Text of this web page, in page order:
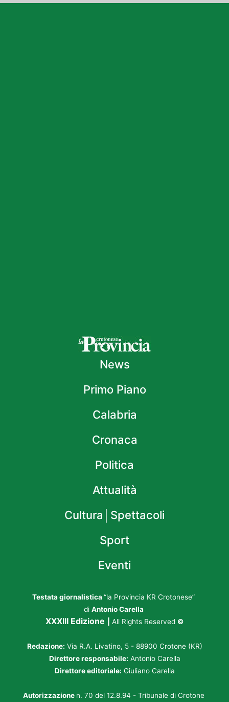
News
Primo Piano
Calabria
Cronaca
Politica
Attualità
Cultura│Spettacoli
Sport
Eventi
Testata giornalistica “la Provincia KR Crotonese”
di Antonio Carella
XXXIII Edizione All Rights Reserved ©
Redazione: Via R.A. Livatino, 5 - 88900 Crotone (KR)
Direttore responsabile: Antonio Carella
Direttore editoriale: Giuliano Carella
Autorizzazione n. 70 del 12.8.94 - Tribunale di Crotone